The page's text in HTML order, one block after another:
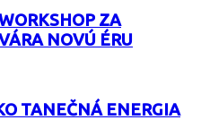
ZA
NOVÚ ÉRU
TANEČNÁ ENERGIA